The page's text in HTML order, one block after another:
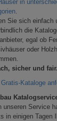
in
Sie sich einfach
die
egal ob
oder
sicher und fair.
Kataloge
unseren Service
in einigen Tagen